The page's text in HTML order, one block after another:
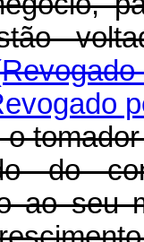
do
ao seu